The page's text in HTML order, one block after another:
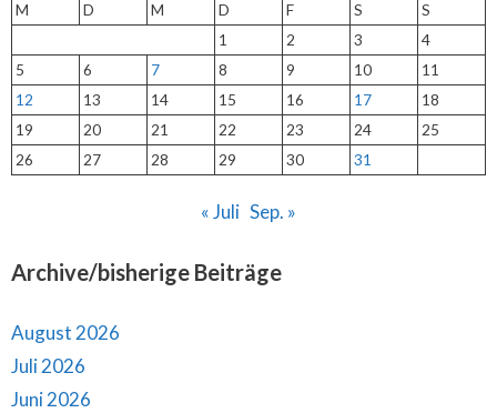
M
D M D F S
S
1
2 3
4
5
6 7 8 9 10
11
12
13 14 15 16 17
18
19
20 21 22 23 24
25
26
27 28 29 30 31
« Juli Sep. »
Archive/bisherige Beiträge
August 2026
Juli 2026
Juni 2026